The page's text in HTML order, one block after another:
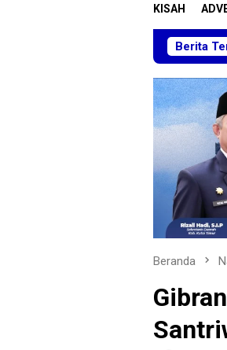
KISAH
Berita
Beranda